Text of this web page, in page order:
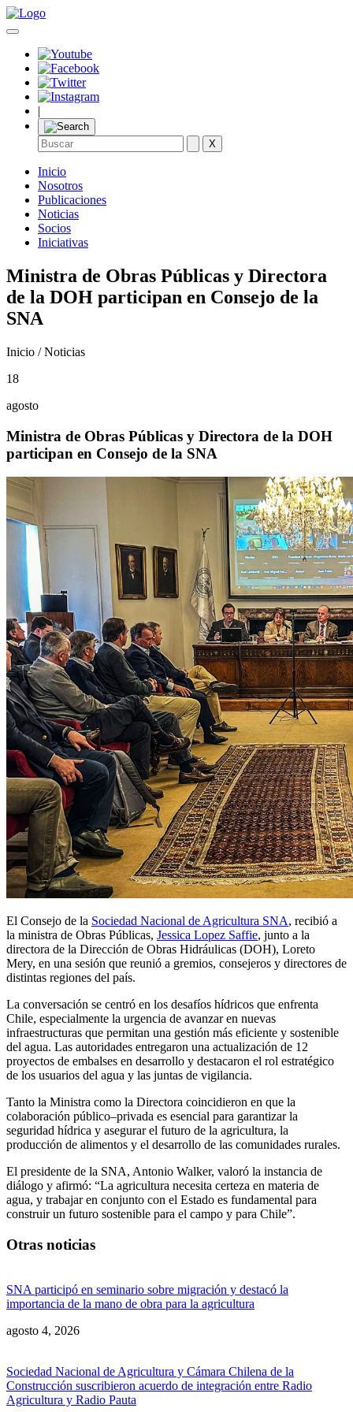
|
X
Inicio
Nosotros
Publicaciones
Noticias
Socios
Iniciativas
Ministra de Obras Públicas y Directora
de la DOH participan en Consejo de la
SNA
Inicio / Noticias
18
agosto
Ministra de Obras Públicas y Directora de la DOH
participan en Consejo de la SNA
El Consejo de la Sociedad Nacional de Agricultura SNA, recibió a
la ministra de Obras Públicas, Jessica Lopez Saffie, junto a la
directora de la Dirección de Obras Hidráulicas (DOH), Loreto
Mery, en una sesión que reunió a gremios, consejeros y directores de
distintas regiones del país.
La conversación se centró en los desafíos hídricos que enfrenta
Chile, especialmente la urgencia de avanzar en nuevas
infraestructuras que permitan una gestión más eficiente y sostenible
del agua. Las autoridades entregaron una actualización de 12
proyectos de embalses en desarrollo y destacaron el rol estratégico
de los usuarios del agua y las juntas de vigilancia.
Tanto la Ministra como la Directora coincidieron en que la
colaboración público–privada es esencial para garantizar la
seguridad hídrica y asegurar el futuro de la agricultura, la
producción de alimentos y el desarrollo de las comunidades rurales.
El presidente de la SNA, Antonio Walker, valoró la instancia de
diálogo y afirmó: “La agricultura necesita certeza en materia de
agua, y trabajar en conjunto con el Estado es fundamental para
construir un futuro sostenible para el campo y para Chile”.
Otras noticias
SNA participó en seminario sobre migración y destacó la
importancia de la mano de obra para la agricultura
agosto 4, 2026
Sociedad Nacional de Agricultura y Cámara Chilena de la
Construcción suscribieron acuerdo de integración entre Radio
Agricultura y Radio Pauta